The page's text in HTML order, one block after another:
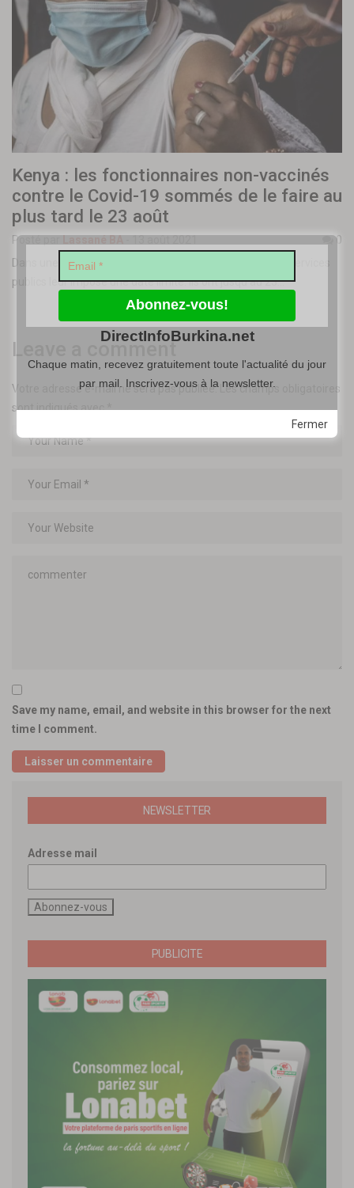
Kenya : les fonctionnaires non-vaccinés
contre le Covid-19 sommés de le faire au
plus tard le 23 août
Posté par
0
Dans une note destinée aux ministères, le directeur des services
publics leur impose une date limite. Ils ont jusqu’au 23…
Leave a comment
Votre adresse e-mail ne sera pas publiée. Les champs obligatoires
sont indiqués avec*
Save my name, email, and website in this browser for the next
time I comment.
NEWSLETTER
Adresse mail
PUBLICITE
Fermer
DirectInfoBurkina.net
Chaque matin, recevez gratuitement toute l'actualité du jour
par mail. Inscrivez-vous à la newsletter.